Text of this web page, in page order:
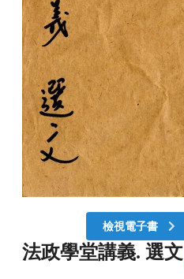
檢視電子書
法政學堂講義. 選文